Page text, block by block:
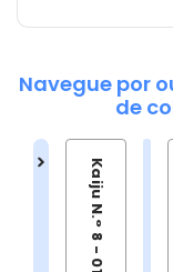
Navegue por
de